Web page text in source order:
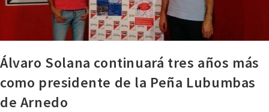
Álvaro Solana continuará tres años más
como presidente de la Peña Lubumbas
de Arnedo